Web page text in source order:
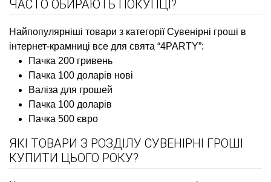
ЧАСТО ОБИРАЮТЬ ПОКУПЦІ?
Найпопулярніші товари з категорії Сувенірні гроші в
інтернет-крамниці все для свята “4PARTY”:
Пачка 200 гривень
Пачка 100 доларів нові
Валіза для грошей
Пачка 100 доларів
Пачка 500 євро
ЯКІ ТОВАРИ З РОЗДІЛУ СУВЕНІРНІ ГРОШІ
КУПИТИ ЦЬОГО РОКУ?